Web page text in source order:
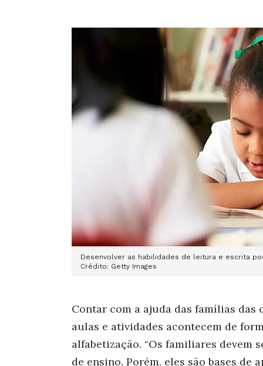
Desenvolver as habilidades de leitura e escrita
Crédito: Getty Images
Contar com a ajuda das famílias das
aulas e atividades acontecem de
alfabetização. “Os familiares devem
de ensino. Porém, eles são bases de